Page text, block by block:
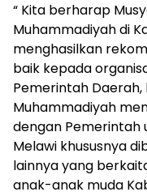
“ Kita berharap
Muhammadiyah di
menghasilkan
baik kepada
Pemerintah
Muhammadiyah
dengan Pemerintah
Melawi khususnya
lainnya yang
anak-anak muda